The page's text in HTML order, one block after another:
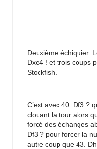
Deuxième échiquier.
Dxe4 ! et trois coups
Stockfish.
C’est avec 40. Df3 ?
clouant la tour alors
forcé des échanges
Df3 ? pour forcer la
autre coup que 43.